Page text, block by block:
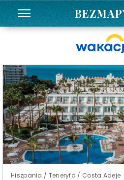
Hiszpania / Teneryfa / Costa Adeje